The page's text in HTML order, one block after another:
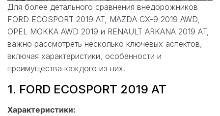
Для более детального сравнения внедорожников
FORD ECOSPORT 2019 AT, MAZDA CX-9 2019 AWD,
OPEL MOKKA AWD 2019 и RENAULT ARKANA 2019 AT,
важно рассмотреть несколько ключевых аспектов,
включая характеристики, особенности и
преимущества каждого из них.
1. FORD ECOSPORT 2019 AT
Характеристики: